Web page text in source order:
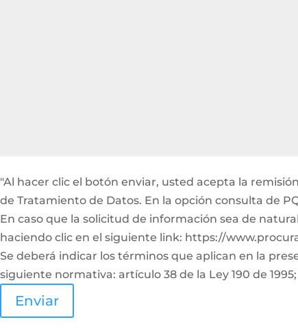
"Al hacer clic el botón enviar, usted acepta la
de Tratamiento de Datos. En la opción consulta de
En caso que la solicitud de información sea de
haciendo clic en el siguiente link: https://
Se deberá indicar los términos que aplican en la
siguiente normativa: artículo 38 de la Ley 190 de
Enviar